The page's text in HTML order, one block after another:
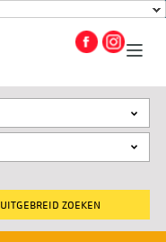
UITGEBREID ZOEKEN